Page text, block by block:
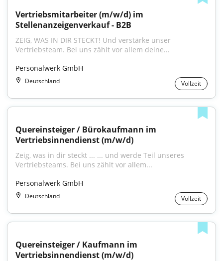
Vertriebsmitarbeiter (m/w/d) im
Stellenanzeigenverkauf - B2B
ZEIG, WAS IN DIR STECKT! Und verstärke unser
Vertriebsteam. Bei uns zählt vor allem deine...
Personalwerk GmbH
Deutschland Vollzeit
Quereinsteiger / Bürokaufmann im
Vertriebsinnendienst (m/w/d)
Zeig, was in dir steckt ... ... und werde Teil unseres
Vertriebsteams. Bei uns zählt vor allem...
Personalwerk GmbH
Deutschland Vollzeit
Quereinsteiger / Kaufmann im
Vertriebsinnendienst (m/w/d)